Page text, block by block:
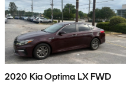
2020 Kia Optima LX FWD